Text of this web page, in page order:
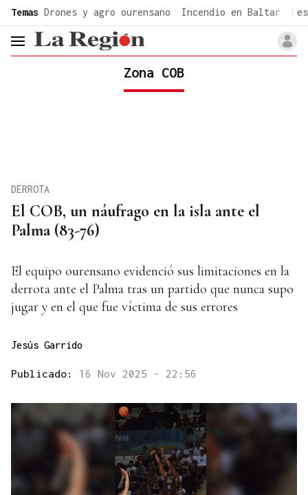
Temas Drones y agro ourensano Incendio en Baltar
header.menu.open
Zona COB
El COB, un náufrago en la isla ante el
Palma (83-76)
DERROTA
El equipo ourensano evidenció sus limitaciones en la
derrota ante el Palma tras un partido que nunca supo
jugar y en el que fue víctima de sus errores
Jesús Garrido
Publicado: 16 Nov 2025 - 22:56